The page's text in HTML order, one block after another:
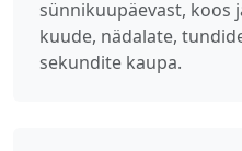
sünnikuupäevast, koos
kuude, nädalate,
sekundite kaupa.